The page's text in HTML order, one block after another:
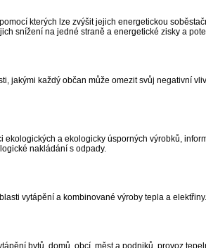
kterých lze zvýšit jejich energetickou
snížení na jedné straně a energetické zisky a
jakými každý občan může omezit svůj negativní
a ekologicky úsporných výrobků,
nakládání s odpady.
vytápění a kombinované výroby tepla a elektřiny.
bytů, domů, obcí, měst a podniků, provoz